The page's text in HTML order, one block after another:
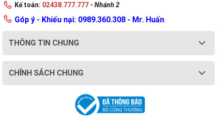
Kế toán: 02438.777.777 - Nhánh 2
Góp ý - Khiếu nại: 0989.360.308 - Mr. Huấn
THÔNG TIN CHUNG
CHÍNH SÁCH CHUNG